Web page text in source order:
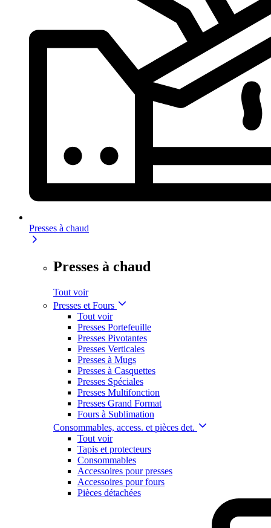
Presses à chaud
Presses à chaud
Tout voir
Presses et Fours
Tout voir
Presses Portefeuille
Presses Pivotantes
Presses Verticales
Presses à Mugs
Presses à Casquettes
Presses Spéciales
Presses Multifonction
Presses Grand Format
Fours à Sublimation
Consommables, access. et pièces det.
Tout voir
Tapis et protecteurs
Consommables
Accessoires pour presses
Accessoires pour fours
Pièces détachées